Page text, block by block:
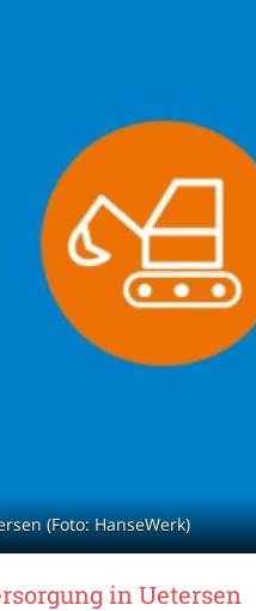
(Foto: HanseWerk)
in Uetersen